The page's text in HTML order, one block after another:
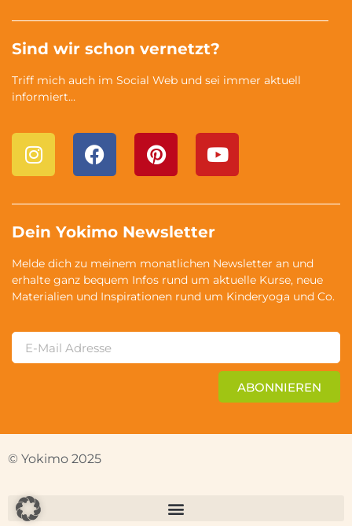
Sind wir schon vernetzt?
Triff mich auch im Social Web und sei immer aktuell
informiert…
Dein Yokimo Newsletter
Melde dich zu meinem monatlichen Newsletter an und
erhalte ganz bequem Infos rund um aktuelle Kurse, neue
Materialien und Inspirationen rund um Kinderyoga und Co.
ABONNIEREN
© Yokimo 2025